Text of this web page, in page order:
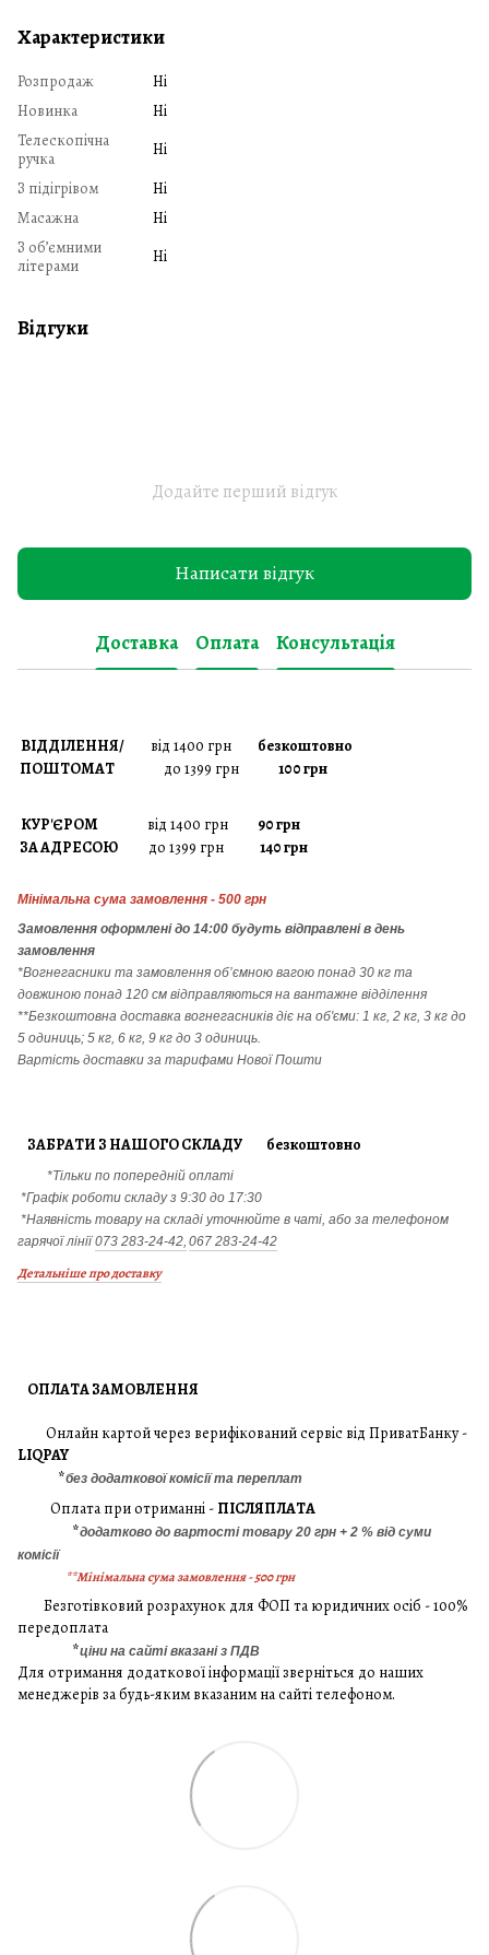
Характеристики
Розпродаж
Ні
Новинка
Ні
Телескопічна
ручка
Ні
З підігрівом
Ні
Масажна
Ні
З обʼємними
літерами
Ні
Відгуки
Додайте перший відгук
Написати відгук
Доставка Оплата Консультація
ВІДДІЛЕННЯ/ від 1400 грн безкоштовно
ПОШТОМАТ до 1399 грн 100 грн
КУР'ЄРОМ від 1400 грн 90 грн
ЗА АДРЕСОЮ до 1399 грн 140 грн
Мінімальна сума замовлення - 500 грн
Замовлення оформлені до 14:00 будуть відправлені в день
замовлення
*Вогнегасники та замовлення об’ємною вагою понад 30 кг та
довжиною понад 120 см відправляються на вантажне відділення
**Безкоштовна доставка вогнегасників діє на об'єми: 1 кг, 2 кг, 3 кг до
5 одиниць; 5 кг, 6 кг, 9 кг до 3 одиниць.
Вартість доставки за тарифами Нової Пошти
ЗАБРАТИ З НАШОГО СКЛАДУ безкоштовно
*Тільки по попередній оплаті
*Графік роботи складу з 9:30 до 17:30
*Наявність товару на складі уточнюйте в чаті, або за телефоном
гарячої лінії073 283-24-42, 067 283-24-42
Детальніше про доставку
ОПЛАТА ЗАМОВЛЕННЯ
Онлайн картой через верифікований сервіс від ПриватБанку -
LIQPAY
*без додаткової комісії та переплат
Оплата при отриманні - ПІСЛЯПЛАТА
*додатково до вартості товару 20 грн + 2 % від суми
комісії
**Мінімальна сума замовлення - 500 грн
Безготівковий розрахунок для ФОП та юридичних осіб - 100%
передоплата
*ціни на сайті вказані з ПДВ
Для отримання додаткової інформації зверніться до наших
менеджерів за будь-яким вказаним на сайті телефоном.